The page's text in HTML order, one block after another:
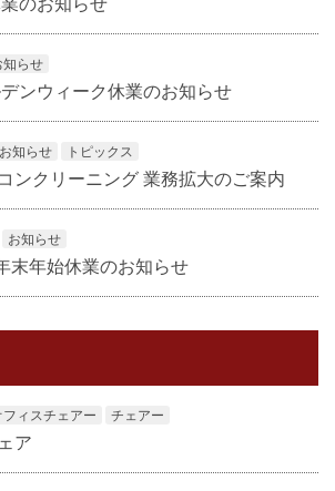
のお知らせ
知らせ
デンウィーク休業のお知らせ
お知らせ トピックス
ンクリーニング 業務拡大のご案内
お知らせ
末年始休業のお知らせ
フィスチェアー チェアー
ア